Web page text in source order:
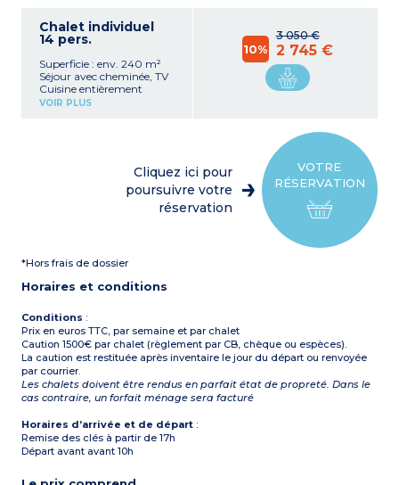
Chalet individuel
14 pers.
Superficie : env. 240 m²
Séjour avec cheminée, TV
Cuisine entièrement
équipée (four, micro-ondes,
pain, plaque de cuisson)
chacune
avec TV et salle de bain
privative (douche et WC)
Terrasse panoramique avec
VOIR PLUS
3 050 €
10% 2 745 €
VOTRE
RÉSERVATION
Cliquez ici pour
poursuivre votre
réservation
*Hors frais de dossier
Horaires et conditions
Conditions :
Prix en euros TTC, par semaine et par chalet
Caution 1500€ par chalet (règlement par CB, chèque ou espèces).
La caution est restituée après inventaire le jour du départ ou renvoyée
par courrier.
Les chalets doivent être rendus en parfait état de propreté. Dans le
cas contraire, un forfait ménage sera facturé
Horaires d’arrivée et de départ :
Remise des clés à partir de 17h
Départ avant avant 10h